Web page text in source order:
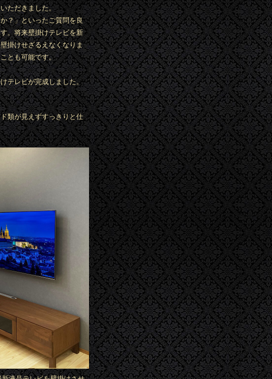
ただきました。
？」といったご質問を良
。将来壁掛けテレビを新
掛けせざるえなくなりま
とも可能です。
テレビが完成しました。
類が見えずすっきりと仕